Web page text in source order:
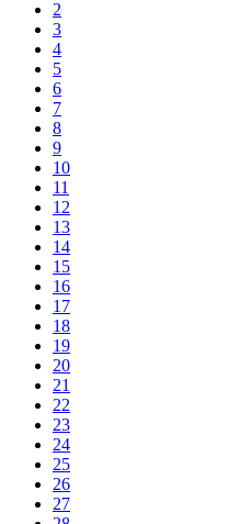
2
3
4
5
6
7
8
9
10
11
12
13
14
15
16
17
18
19
20
21
22
23
24
25
26
27